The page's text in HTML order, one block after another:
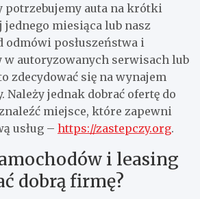
potrzebujemy auta na krótki
jednego miesiąca lub nasz
odmówi posłuszeństwa i
w autoryzowanych serwisach lub
zdecydować się na wynajem
jednak dobrać ofertę do
miejsce, które zapewni
usług – https://zastepczy.org.
i leasing
dobrą firmę?